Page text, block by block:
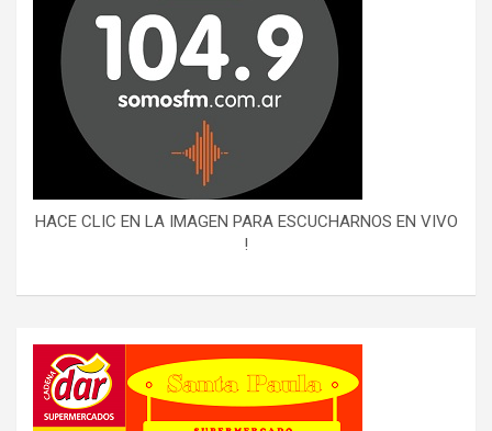
HACE CLIC EN LA IMAGEN PARA ESCUCHARNOS EN VIVO
!